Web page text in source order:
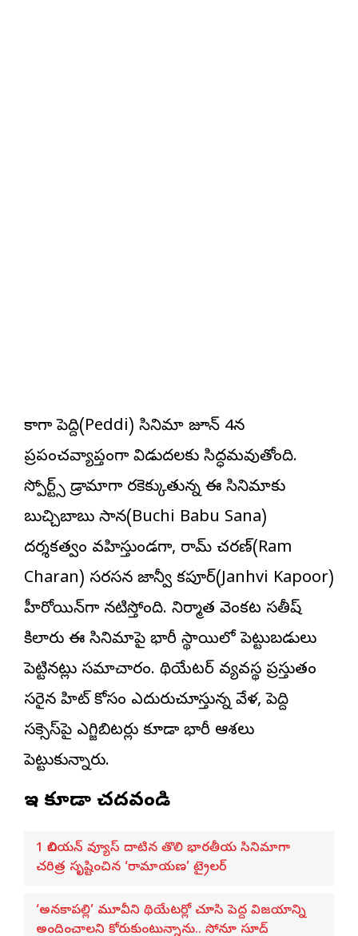
కాగా పెద్ది(Peddi) సినిమా జూన్ 4న
ప్రపంచవ్యాప్తంగా విడుదలకు సిద్ధమవుతోంది.
స్పోర్ట్స్ డ్రామాగా తెరకెక్కుతున్న ఈ సినిమాకు
బుచ్చిబాబు సాన‌(Buchi Babu Sana)
దర్శకత్వం వహిస్తుండగా, రామ్ చ‌ర‌ణ్‌(Ram
Charan) సరసన జాన్వీ క‌పూర్(Janhvi Kapoor)
హీరోయిన్‌గా నటిస్తోంది. నిర్మాత వెంకట సతీష్
కిలారు ఈ సినిమాపై భారీ స్థాయిలో పెట్టుబడులు
పెట్టినట్లు సమాచారం. థియేటర్ వ్యవస్థ ప్రస్తుతం
సరైన హిట్ కోసం ఎదురుచూస్తున్న వేళ, పెద్ది
స‌క్సెస్‌పై ఎగ్జిబిటర్లు కూడా భారీ ఆశలు
పెట్టుకున్నారు.
ఇవి కూడా చదవండి
1 బిలియన్ వ్యూస్ దాటిన తొలి భారతీయ సినిమాగా
చరిత్ర సృష్టించిన ‘రామాయణ’ ట్రైలర్
‘అనకాపల్లి’ మూవీని థియేటర్లో చూసి పెద్ద విజయాన్ని
అందించాలని కోరుకుంటున్నాను.. సోనూ సూద్